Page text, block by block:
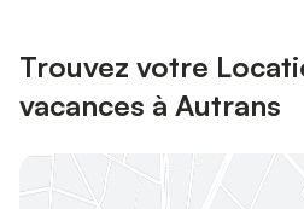
Trouvez votre
vacances à Autrans